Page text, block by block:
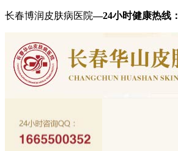
长春博润皮肤病医院—24小时健康热线：